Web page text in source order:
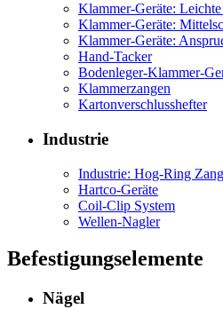
Klammer-Geräte:
Klammer-Geräte:
Klammer-Geräte:
Hand-Tacker
Bodenleger-Klammer-
Klammerzangen
Kartonverschlusshefter
Industrie
Industrie: Hog-Ring
Hartco-Geräte
Coil-Clip System
Wellen-Nagler
Befestigungselemente
Nägel